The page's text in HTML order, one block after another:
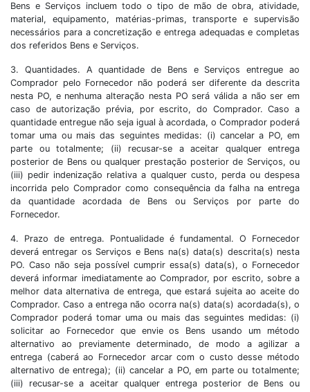
Bens e Serviços incluem todo o tipo de mão de obra, atividade,
material, equipamento, matérias-primas, transporte e supervisão
necessários para a concretização e entrega adequadas e completas
dos referidos Bens e Serviços.
3. Quantidades. A quantidade de Bens e Serviços entregue ao
Comprador pelo Fornecedor não poderá ser diferente da descrita
nesta PO, e nenhuma alteração nesta PO será válida a não ser em
caso de autorização prévia, por escrito, do Comprador. Caso a
quantidade entregue não seja igual à acordada, o Comprador poderá
tomar uma ou mais das seguintes medidas: (i) cancelar a PO, em
parte ou totalmente; (ii) recusar-se a aceitar qualquer entrega
posterior de Bens ou qualquer prestação posterior de Serviços, ou
(iii) pedir indenização relativa a qualquer custo, perda ou despesa
incorrida pelo Comprador como consequência da falha na entrega
da quantidade acordada de Bens ou Serviços por parte do
Fornecedor.
4. Prazo de entrega. Pontualidade é fundamental. O Fornecedor
deverá entregar os Serviços e Bens na(s) data(s) descrita(s) nesta
PO. Caso não seja possível cumprir essa(s) data(s), o Fornecedor
deverá informar imediatamente ao Comprador, por escrito, sobre a
melhor data alternativa de entrega, que estará sujeita ao aceite do
Comprador. Caso a entrega não ocorra na(s) data(s) acordada(s), o
Comprador poderá tomar uma ou mais das seguintes medidas: (i)
solicitar ao Fornecedor que envie os Bens usando um método
alternativo ao previamente determinado, de modo a agilizar a
entrega (caberá ao Fornecedor arcar com o custo desse método
alternativo de entrega); (ii) cancelar a PO, em parte ou totalmente;
(iii) recusar-se a aceitar qualquer entrega posterior de Bens ou